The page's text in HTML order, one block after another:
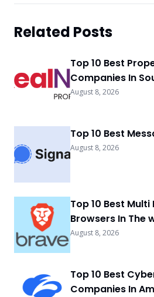
Related Posts
Top 10 Best
Companies In
August 8, 2026
Top 10 Best
August 8, 2026
Top 10 Best
Browsers In The
August 8, 2026
Top 10 Best
Companies In